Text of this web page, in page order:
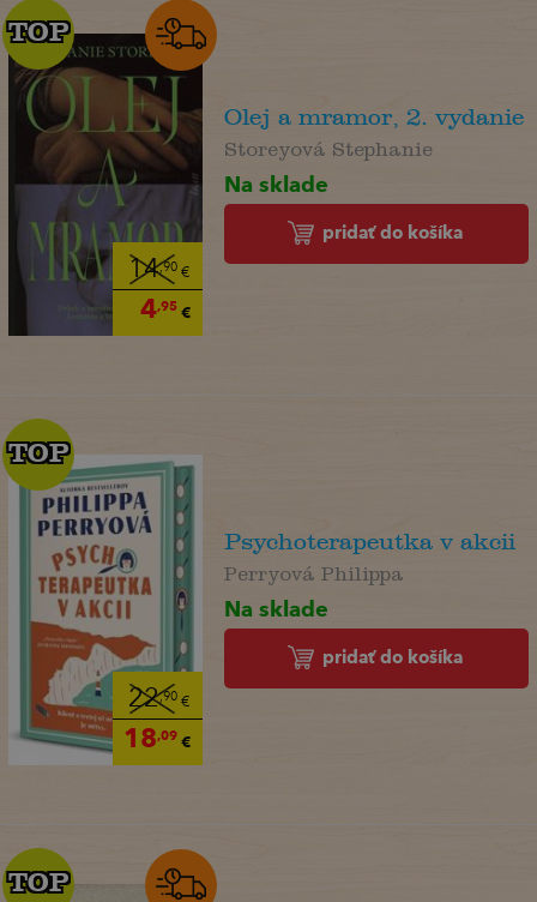
14,90€
4,95€
TOP
TOP
Olej a mramor, 2. vydanie
Storeyová Stephanie
Na sklade
pridať do košíka
22,90€
18,09€
TOP
TOP
Psychoterapeutka v akcii
Perryová Philippa
Na sklade
pridať do košíka
TOP
TOP